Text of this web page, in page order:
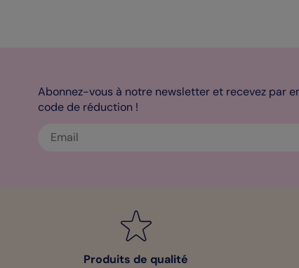
Abonnez-vous à notre newsletter et recevez par
code de réduction !
Produits de qualité